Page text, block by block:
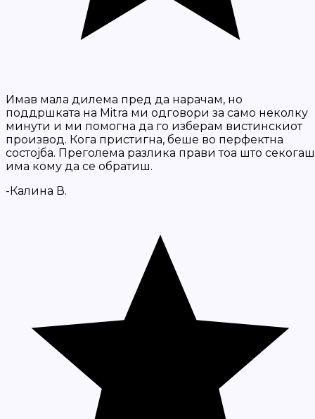
Имав мала дилема пред да нарачам, но
поддршката на Mitra ми одговори за само неколку
минути и ми помогна да го изберам вистинскиот
производ. Кога пристигна, беше во перфектна
состојба. Преголема разлика прави тоа што секогаш
има кому да се обратиш.
-Калина В.